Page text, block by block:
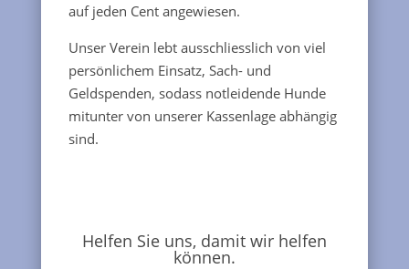
auf jeden Cent angewiesen.
Unser Verein lebt ausschliesslich von viel
persönlichem Einsatz, Sach- und
Geldspenden, sodass notleidende Hunde
mitunter von unserer Kassenlage abhängig
sind.
Helfen Sie uns, damit wir helfen
können.